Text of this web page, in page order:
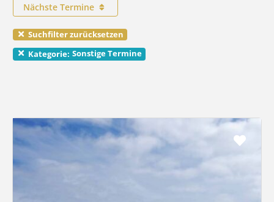
Nächste Termine
Suchfilter zurücksetzen
Kategorie: Sonstige Termine